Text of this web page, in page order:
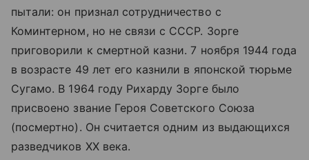
пытали: он признал сотрудничество с
Коминтерном, но не связи с СССР. Зорге
приговорили к смертной казни. 7 ноября 1944 года
в возрасте 49 лет его казнили в японской тюрьме
Сугамо. В 1964 году Рихарду Зорге было
присвоено звание Героя Советского Союза
(посмертно). Он считается одним из выдающихся
разведчиков XX века.